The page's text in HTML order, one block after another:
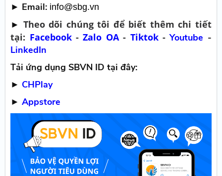
► Email: info@sbg.vn
► Theo dõi chúng tôi để biết thêm chi tiết
tại: Facebook-Zalo OA- Tiktok- Youtube -
LinkedIn
Tải ứng dụng SBVN ID tại đây:
► CHPlay
►Appstore